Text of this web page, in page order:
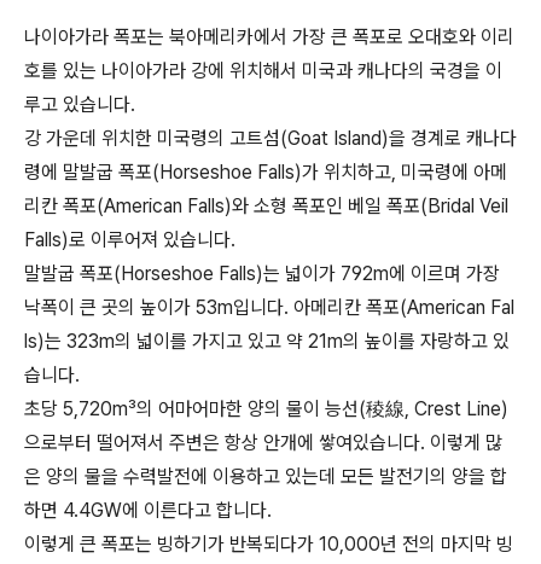
나이아가라 폭포는 북아메리카에서 가장 큰 폭포로 오대호와 이리
호를 있는 나이아가라 강에 위치해서 미국과 캐나다의 국경을 이
루고 있습니다.
강 가운데 위치한 미국령의 고트섬(Goat Island)을 경계로 캐나다
령에 말발굽 폭포(Horseshoe Falls)가 위치하고, 미국령에 아메
리칸 폭포(American Falls)와 소형 폭포인 베일 폭포(Bridal Veil
Falls)로 이루어져 있습니다.
말발굽 폭포(Horseshoe Falls)는 넓이가 792m에 이르며 가장
낙폭이 큰 곳의 높이가 53m입니다. 아메리칸 폭포(American Fal
ls)는 323m의 넓이를 가지고 있고 약 21m의 높이를 자랑하고 있
습니다.
초당 5,720m³의 어마어마한 양의 물이 능선(稜線, Crest Line)
으로부터 떨어져서 주변은 항상 안개에 쌓여있습니다. 이렇게 많
은 양의 물을 수력발전에 이용하고 있는데 모든 발전기의 양을 합
하면 4.4GW에 이른다고 합니다.
이렇게 큰 폭포는 빙하기가 반복되다가 10,000년 전의 마지막 빙